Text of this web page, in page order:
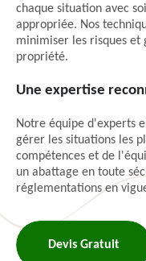
chaque situation avec
appropriée. Nos
minimiser les risques
propriété.
Une expertise
Notre équipe d'experts
gérer les situations les
compétences et de
un abattage en toute
réglementations en
Devis Gratuit